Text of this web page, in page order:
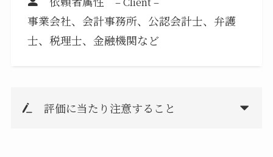
事業会社、会計事務所、公認会計士、弁護
士、税理士、金融機関など
評価に当たり注意すること